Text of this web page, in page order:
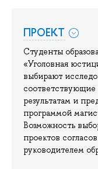
ПРОЕКТ
Студенты
«Уголовная
выбирают
соответствующие
результатам и
программой
Возможность
проектов
руководителем